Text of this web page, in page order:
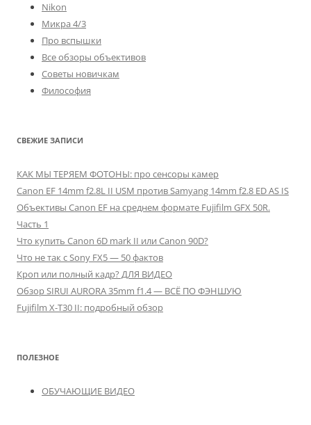
Nikon
Микра 4/3
Про вспышки
Все обзоры объективов
Советы новичкам
Философия
СВЕЖИЕ ЗАПИСИ
КАК МЫ ТЕРЯЕМ ФОТОНЫ: про сенсоры камер
Canon EF 14mm f2.8L II USM против Samyang 14mm f2.8 ED AS IS
Объективы Canon EF на среднем формате Fujifilm GFX 50R.
Часть 1
Что купить Canon 6D mark II или Canon 90D?
Что не так с Sony FX5 — 50 фактов
Кроп или полный кадр? ДЛЯ ВИДЕО
Обзор SIRUI AURORA 35mm f1.4 — ВСЁ ПО ФЭНШУЮ
Fujifilm X-T30 II: подробный обзор
ПОЛЕЗНОЕ
ОБУЧАЮЩИЕ ВИДЕО